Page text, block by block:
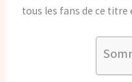
tous les fans de ce